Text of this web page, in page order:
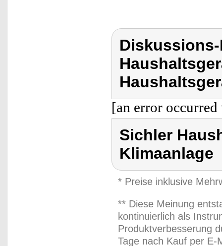
[an error
Sichler
Klimaanlage
* Preise inklusive
** Diese Meinung
kontinuierlich als
Produktverbesserung
Tage nach Kauf per E-